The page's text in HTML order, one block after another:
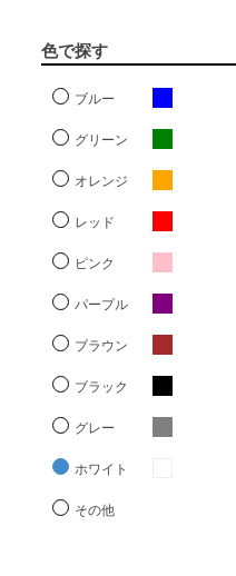
色で探す
ブルー
グリーン
オレンジ
レッド
ピンク
パープル
ブラウン
ブラック
グレー
ホワイト
その他